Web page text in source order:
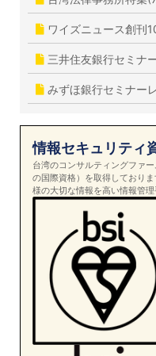
ワイズニュース創刊
三井住友銀行セミナ
みずほ銀行セミナー
情報セキュリティ
台湾のコンサルティングファ
の国際資格）を取得しており
様の大切な情報を高い情報管